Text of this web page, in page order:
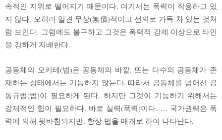
속적인 지위로 떨어지기 때문이다. 여기서는 폭력이 작용하고 있
지 않다. 오히려 일견 무상(無償)적이고 선의로 가득 차 있는 것처
럼 보인다. 그럼에도 불구하고 그것은 폭력적 강제 이상으로 타인
을 강하게 지배한다.
공동체의 오키테(법)은 공동체의 바깥, 또는 다수의 공동체가 존
재하는 상태에서는 기능하지 않는다. 따라서 공동체를 넘어선 공
동규범(법)이 필요하게 된다. 하지만 그것이 기능하기 위해서는
강제적인 힘이 필요하다. 바로 실력(폭력)이다. … 국가권력은 폭
력에 의해 뒷바침되지만, 항상 법을 매개로 하여 나타난다.